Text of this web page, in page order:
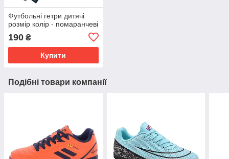
Футбольні гетри дитячі
розмір колір - помаранчеві
190 ₴
Купити
Подібні товари компанії